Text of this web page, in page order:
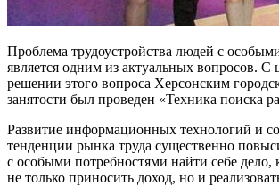
Проблема трудоустройства людей с
является одним из актуальных вопросов.
решении этого вопроса Херсонским
занятости был проведен «Техника поиска
Развитие информационных технологий и
тенденции рынка труда существенно
с особыми потребностями найти себе дело,
не только приносить доход, но и